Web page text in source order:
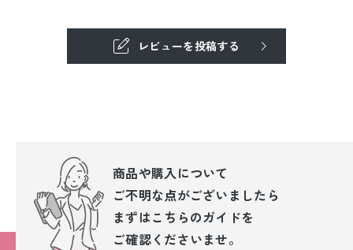
レビューを投稿する
商品や購入について
ご不明な点がございましたら
まずはこちらのガイドを
ご確認くださいませ。